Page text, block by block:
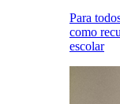
Para
como
escolar